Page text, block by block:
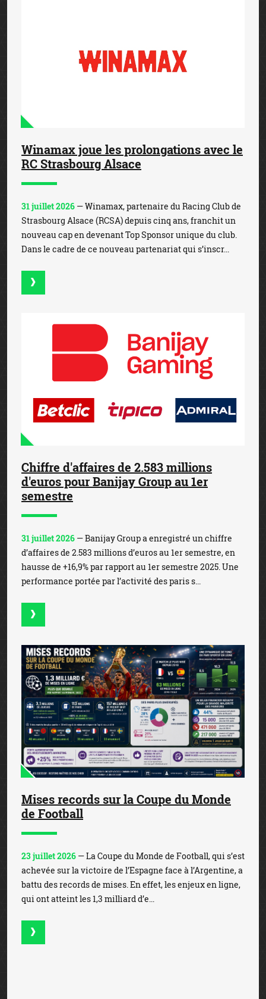
Winamax joue les prolongations avec le
RC Strasbourg Alsace
31 juillet 2026 — Winamax, partenaire du Racing Club de
Strasbourg Alsace (RCSA) depuis cinq ans, franchit un
nouveau cap en devenant Top Sponsor unique du club.
Dans le cadre de ce nouveau partenariat qui s’inscr...
Chiffre d'affaires de 2.583 millions
d'euros pour Banijay Group au 1er
semestre
31 juillet 2026 — Banijay Group a enregistré un chiffre
d’affaires de 2.583 millions d’euros au 1er semestre, en
hausse de +16,9% par rapport au 1er semestre 2025. Une
performance portée par l’activité des paris s...
Mises records sur la Coupe du Monde
de Football
23 juillet 2026 — La Coupe du Monde de Football, qui s’est
achevée sur la victoire de l’Espagne face à l’Argentine, a
battu des records de mises. En effet, les enjeux en ligne,
qui ont atteint les 1,3 milliard d’e...